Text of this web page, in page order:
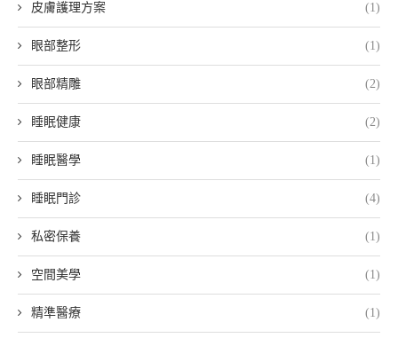
皮膚護理方案 (1)
眼部整形 (1)
眼部精雕 (2)
睡眠健康 (2)
睡眠醫學 (1)
睡眠門診 (4)
私密保養 (1)
空間美學 (1)
精準醫療 (1)